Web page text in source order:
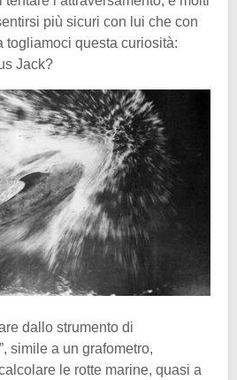
più sicuri con lui che con
togliamoci questa curiosità:
Jack?
dallo strumento di
simile a un grafometro,
le rotte marine, quasi a